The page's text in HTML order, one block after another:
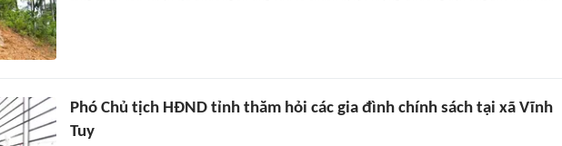
Phó Chủ tịch HĐND tỉnh thăm hỏi các gia đình chính sách tại xã Vĩnh
Tuy